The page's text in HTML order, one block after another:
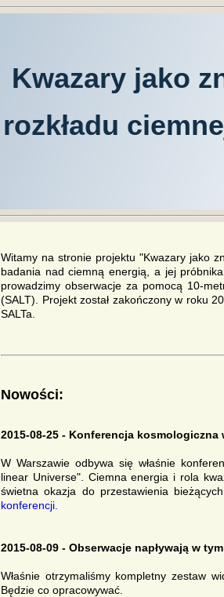
Kwazary jako
rozkładu
Witamy na stronie projektu "Kwazary jako
badania nad ciemną energią, a jej
prowadzimy obserwacje za pomocą 10-
(SALT). Projekt został zakończony w roku
SALTa.
Nowości:
2015-08-25 - Konferencja kosmologiczna
W Warszawie odbywa się właśnie
linear Universe". Ciemna energia i rola
świetna okazja do przestawienia
konferencji.
2015-08-09 - Obserwacje napływają w
Właśnie otrzymaliśmy kompletny zestaw
Będzie co opracowywać.